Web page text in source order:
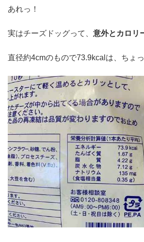
あれっ！
実はチーズドッグって、 意外とカロリ
直径約4cmのもので73.9kcalは、ちょ